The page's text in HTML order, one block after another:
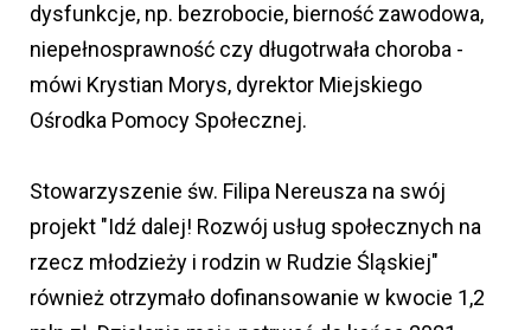
dysfunkcje, np. bezrobocie, bierność zawodowa,
niepełnosprawność czy długotrwała choroba -
mówi Krystian Morys, dyrektor Miejskiego
Ośrodka Pomocy Społecznej.
Stowarzyszenie św. Filipa Nereusza na swój
projekt "Idź dalej! Rozwój usług społecznych na
rzecz młodzieży i rodzin w Rudzie Śląskiej"
również otrzymało dofinansowanie w kwocie 1,2